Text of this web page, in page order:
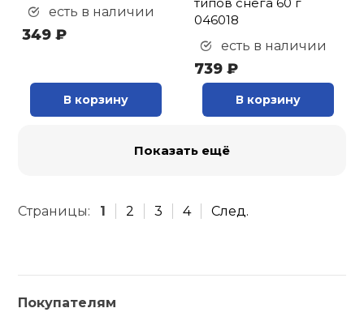
есть в наличии
349 ₽
В корзину
046018
есть в наличии
739 ₽
В корзину
Показать ещё
Страницы: 1 2 3 4 След.
Покупателям